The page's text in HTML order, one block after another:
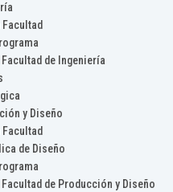
de Ingeniería
y Diseño
de Diseño
de Producción y Diseño